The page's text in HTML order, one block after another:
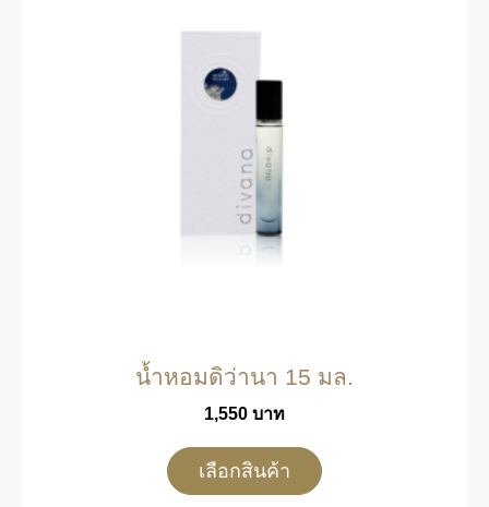
น้ำหอมดิว่านา 15 มล.
1,550 บาท
เลือกสินค้า